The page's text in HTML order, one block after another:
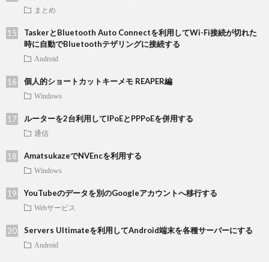
まとめ
TaskerとBluetooth Auto Connectを利用してWi-Fi接続が切れた
時に自動でBluetoothテザリングに接続する
Android
個人的ショートカットキーメモ REAPER編
Windows
ルーターを2台利用してIPoEとPPPoEを併用する
通信
AmatsukazeでNVEncを利用する
Windows
YouTubeのデータを別のGoogleアカウントへ移行する
Webサービス
Servers Ultimateを利用してAndroid端末を各種サーバーにする
Android